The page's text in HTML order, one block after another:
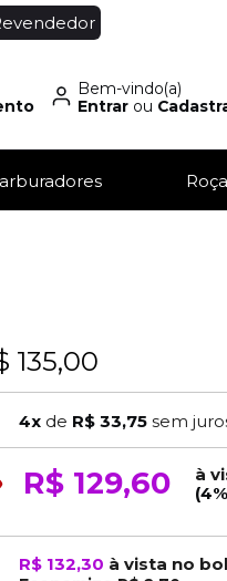
Bem-vindo(a)
Entrarou
135,00
4x de R$ 33,75 sem
R$ 129,60
à
R$ 132,30 à vista no